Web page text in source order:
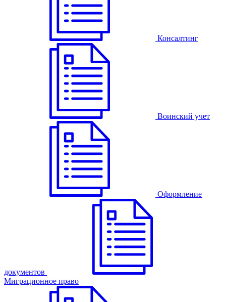
Консалтинг
Воинский учет
Оформление
документов
Миграционное право